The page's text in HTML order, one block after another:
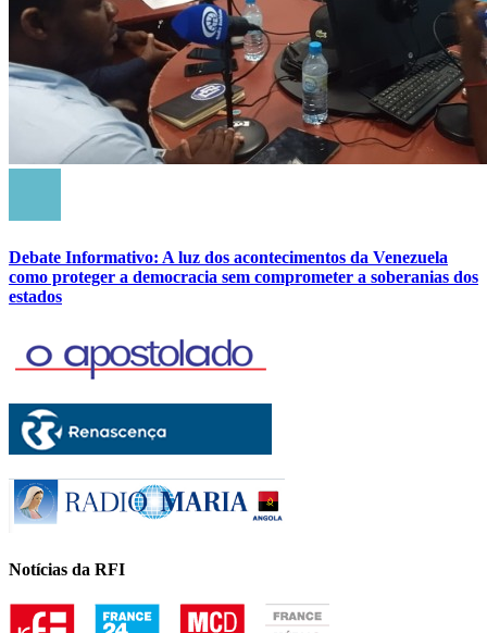
Debate Informativo: A luz dos acontecimentos da Venezuela
como proteger a democracia sem comprometer a soberanias dos
estados
Notícias da RFI